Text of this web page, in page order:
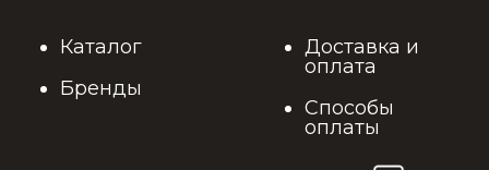
Каталог
Бренды
Доставка и
оплата
Способы
оплаты